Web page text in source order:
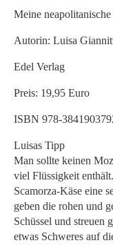
Meine
Autorin: Luisa
Edel Verlag
Preis: 19,95 Euro
ISBN 978-
Luisas Tipp
Man sollte keinen
viel Flüssigkeit
Scamorza-Käse eine
geben die rohen und
Schüssel und streuen
etwas Schweres auf